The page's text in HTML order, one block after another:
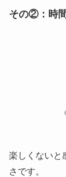
その②：時
楽しくないと
さです。